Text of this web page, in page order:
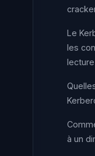
Le
les
lecture
à un